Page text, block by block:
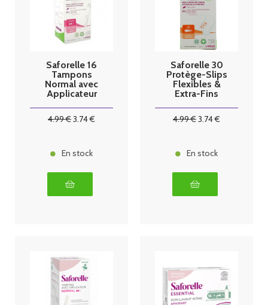
Saforelle 16
Tampons
Normal avec
Applicateur
4.99€3.74€
En stock
Saforelle 30
Protège-Slips
Flexibles &
Extra-Fins
4.99€3.74€
En stock